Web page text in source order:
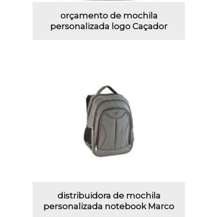
orçamento de mochila
personalizada logo Caçador
distribuidora de mochila
personalizada notebook Marco